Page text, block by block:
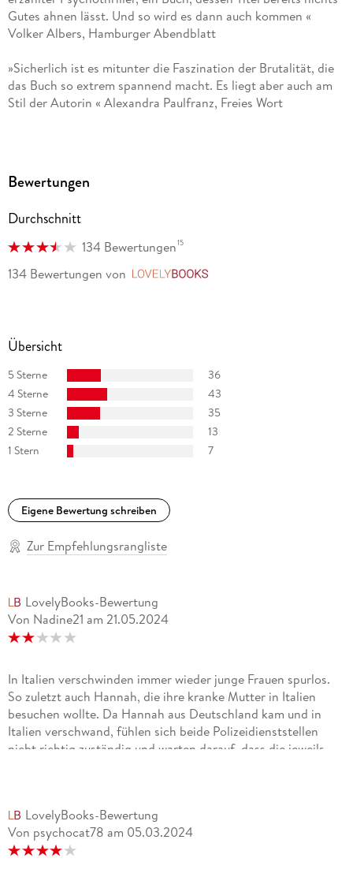
Gutes ahnen lässt. Und so wird es dann auch kommen «
Volker Albers, Hamburger Abendblatt
»Sicherlich ist es mitunter die Faszination der Brutalität, die
das Buch so extrem spannend macht. Es liegt aber auch am
Stil der Autorin « Alexandra Paulfranz, Freies Wort
»Das Motiv des Täters in Sabine Thieslers neuem Roman Der
Keller ist besonders perfide. « Petra Albers, dpa
»Ein mega-spannender Thriller, der tief in ungeahnte
psychische Abgründe blicken lässt. « Mainhattan Kurier
Bewertungen
Durchschnitt
134 Bewertungen15
134 Bewertungen von
Übersicht
5 Sterne
36
4 Sterne
43
3 Sterne
35
2 Sterne
13
1 Stern
7
Eigene Bewertung schreiben
Zur Empfehlungsrangliste
LovelyBooks-Bewertung
Von Nadine21 am 21.05.2024
In Italien verschwinden immer wieder junge Frauen spurlos.
So zuletzt auch Hannah, die ihre kranke Mutter in Italien
besuchen wollte. Da Hannah aus Deutschland kam und in
Italien verschwand, fühlen sich beide Polizeidienststellen
nicht richtig zuständig und warten darauf, dass die jeweils
nachvollziehbar, warum der Täter so handelt. Aber für mich
war das ganze ziemlich konfus und das Ende auch sehr
unlogisch. Zwei Sterne gebe ich, weil ich den Schreibstil der
LovelyBooks-Bewertung
Von psychocat78 am 05.03.2024